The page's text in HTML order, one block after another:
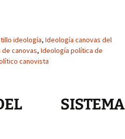
ideología, Ideología canovas del
canovas, Ideología política de
canovista
SISTEMA